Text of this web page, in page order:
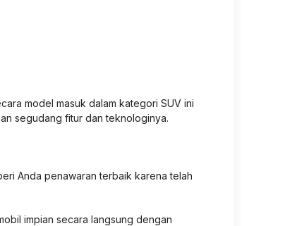
a model masuk dalam kategori SUV ini
segudang fitur dan teknologinya.
Anda penawaran terbaik karena telah
impian secara langsung dengan